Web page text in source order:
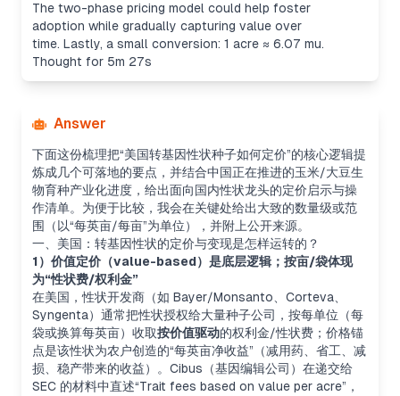
The two-phase pricing model could help foster
adoption while gradually capturing value over
time. Lastly, a small conversion: 1 acre ≈ 6.07 mu.
Thought for 5m 27s
Answer
下面这份梳理把“美国转基因性状种子如何定价”的核心逻辑提
炼成几个可落地的要点，并结合中国正在推进的玉米/大豆生
物育种产业化进度，给出面向国内性状龙头的定价启示与操
作清单。为便于比较，我会在关键处给出大致的数量级或范
围（以“每英亩/每亩”为单位），并附上公开来源。
一、美国：转基因性状的定价与变现是怎样运转的？
1）价值定价（value-based）是底层逻辑；按亩/袋体现
为“性状费/权利金”
在美国，性状开发商（如 Bayer/Monsanto、Corteva、
Syngenta）通常把性状授权给大量种子公司，按每单位（每
袋或换算每英亩）收取按价值驱动的权利金/性状费；价格锚
点是该性状为农户创造的“每英亩净收益”（减用药、省工、减
损、稳产带来的收益）。Cibus（基因编辑公司）在递交给
SEC 的材料中直述“Trait fees based on value per acre”，